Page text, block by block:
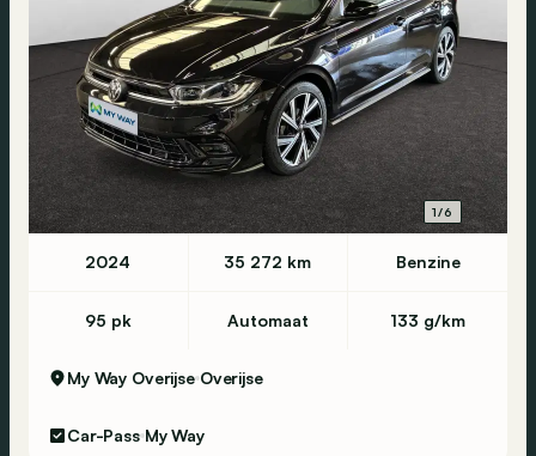
1/6
2024 35 272 km Benzine
95 pk Automaat 133 g/km
My Way Overijse Overijse
Car-Pass My Way